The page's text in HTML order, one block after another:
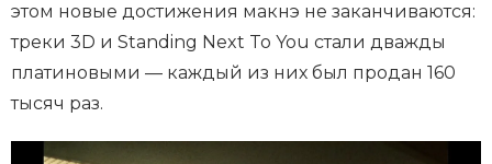
этом новые достижения макнэ не заканчиваются:
треки 3D и Standing Next To You стали дважды
платиновыми — каждый из них был продан 160
тысяч раз.